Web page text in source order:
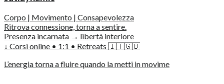
Corpo | Movimento | Consapevolezza
Ritrova connessione, torna a sentire.
Presenza incarnata → libertà interiore
↓ Corsi online • 1:1 • Retreats 🇮🇹🇬🇧
L’energia torna a fluire quando la metti in movime